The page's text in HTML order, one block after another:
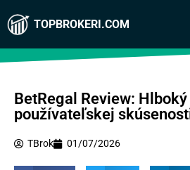
TOPBROKERI.COM
BetRegal Review:
používateľskej
TBrok 01/07/2026